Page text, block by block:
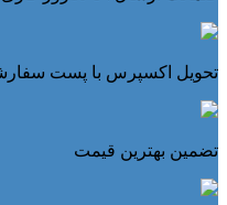
تحویل اکسپرس با پست
تضمین بهترین قیمت